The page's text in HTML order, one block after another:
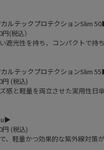
ルテックプロテクションSlim
(税込）
遮光性を持ち、コンパクトで持
ルテックプロテクションSlim
(税込)
感と軽量を両立させた実用性日
(税込)
、軽量かつ効果的な紫外線対策